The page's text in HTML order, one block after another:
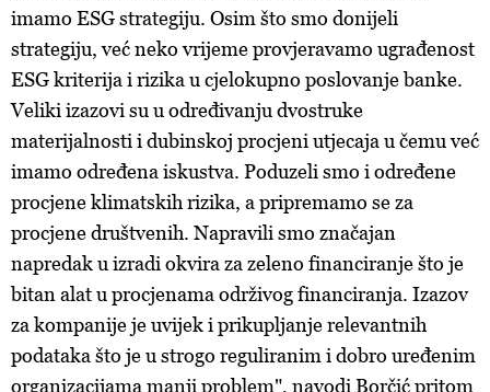
imamo ESG strategiju. Osim što smo donijeli
strategiju, već neko vrijeme provjeravamo ugrađenost
ESG kriterija i rizika u cjelokupno poslovanje banke.
Veliki izazovi su u određivanju dvostruke
materijalnosti i dubinskoj procjeni utjecaja u čemu već
imamo određena iskustva. Poduzeli smo i određene
procjene klimatskih rizika, a pripremamo se za
procjene društvenih. Napravili smo značajan
napredak u izradi okvira za zeleno financiranje što je
bitan alat u procjenama održivog financiranja. Izazov
za kompanije je uvijek i prikupljanje relevantnih
podataka što je u strogo reguliranim i dobro uređenim
organizacijama manji problem", navodi Borčić pritom